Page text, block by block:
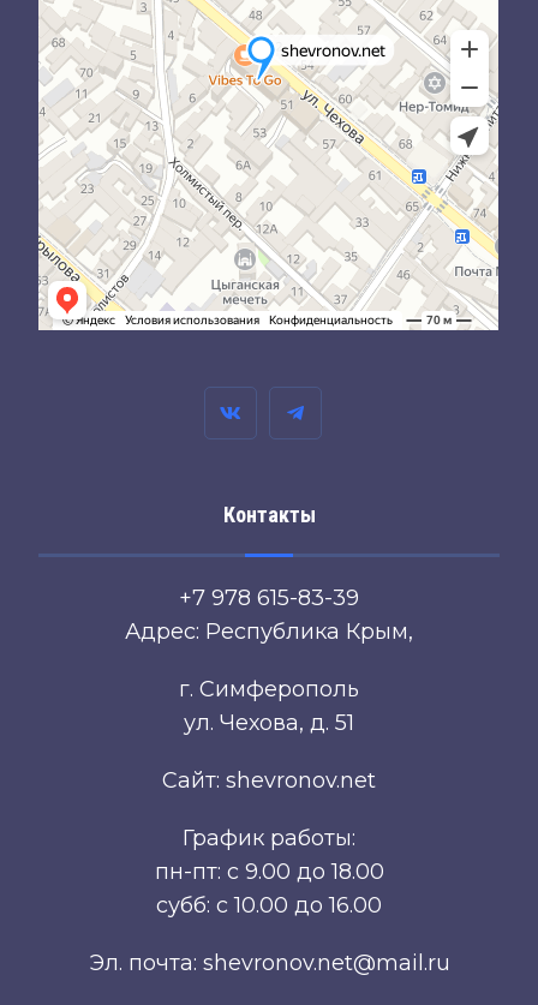
Контакты
+7 978 615-83-39
Адрес: Республика Крым,
г. Симферополь
ул. Чехова, д. 51
Сайт: shevronov.net
График работы:
пн-пт: с 9.00 до 18.00
субб: с 10.00 до 16.00
Эл. почта: shevronov.net@mail.ru